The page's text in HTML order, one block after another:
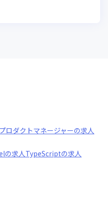
プロダクトマネージャーの求人
の求人TypeScriptの求人